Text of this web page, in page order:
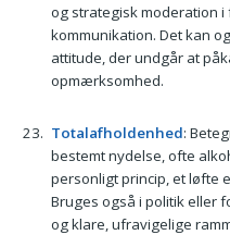
og strategisk moderation
kommunikation. Det kan
attitude, der undgår at
opmærksomhed.
Totalafholdenhed:
bestemt nydelse, ofte
personligt princip, et løfte
Bruges også i politik eller
og klare, ufravigelige